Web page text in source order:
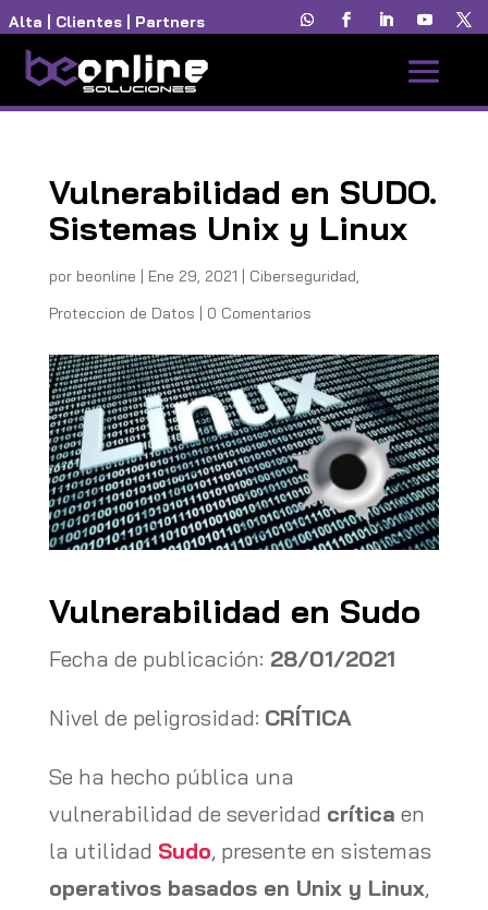
Alta Clientes Partners
Vulnerabilidad en SUDO.
Sistemas Unix y Linux
por beonline | Ene 29, 2021 | Ciberseguridad,
Proteccion de Datos | 0 Comentarios
Vulnerabilidad en Sudo
Fecha de publicación: 28/01/2021
Nivel de peligrosidad: CRÍTICA
Se ha hecho pública una
vulnerabilidad de severidad crítica en
la utilidad Sudo, presente en sistemas
operativos basados en Unix y Linux,